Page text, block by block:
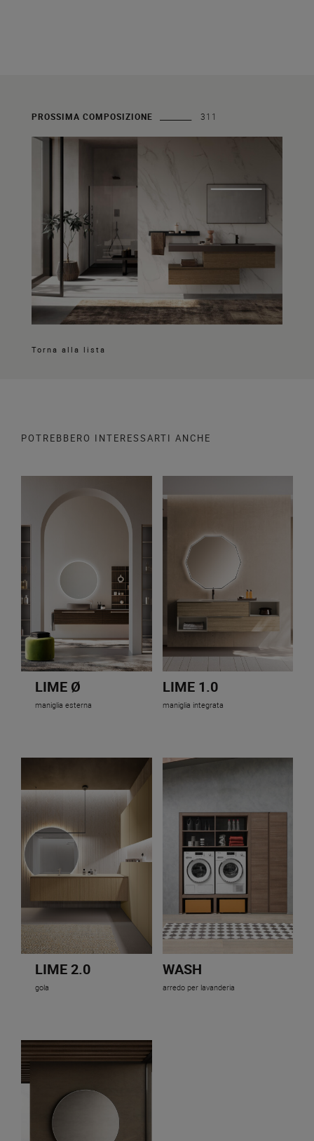
PROSSIMA COMPOSIZIONE 311
Torna alla lista
POTREBBERO INTERESSARTI ANCHE
LIME Ø
maniglia esterna
LIME 1.0
maniglia integrata
LIME 2.0
gola
WASH
arredo per lavanderia